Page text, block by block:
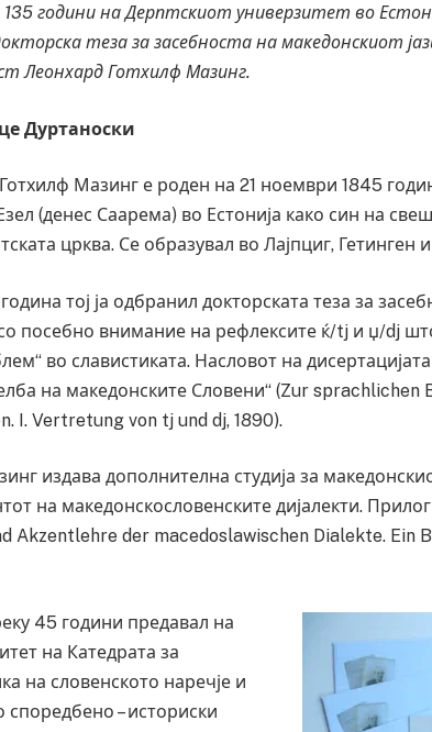
години на Дерптскиот универзитет во
теза за засебноста на македонскиот
Леонхард Готхилф Мазинг.
Дуртаноски
Мазинг е роден на 21 ноември 1845
(денес Саарема) во Естонија како син на
црква. Се образувал во Лајпциг, Гетинген
тој ја одбранил докторската теза за
посебно внимание на рефлексите ќ/tj и џ/dj
во славистиката. Насловот на
на македонските Словени“ (Zur
I. Vertretung von tj und dj, 1890).
издава дополнителна студија за
на македонскословенските дијалекти.
Akzentlehre der macedoslawischen Dialekte. Ein
45 години предавал на
на Катедрата за
на словенското наречје и
споредбено – историски